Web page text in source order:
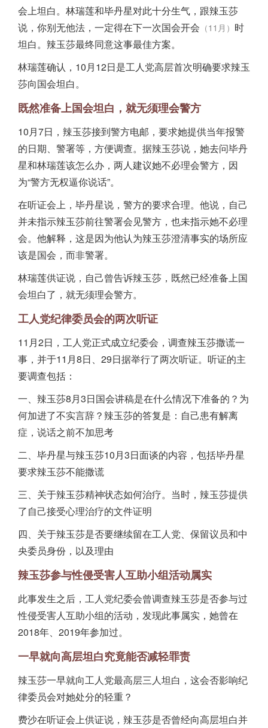
会上坦白。林瑞莲和毕丹星对此十分生气，跟辣玉莎
说，你别无他法，一定得在下一次国会开会 （11月） 时
坦白。辣玉莎最终同意这事最佳方案。
林瑞莲确认，10月12日是工人党高层首次明确要求辣玉
莎向国会坦白。
既然准备上国会坦白，就无须理会警方
10月7日，辣玉莎接到警方电邮，要求她提供当年报警
的日期、警署等，方便调查。据辣玉莎说，她去问毕丹
星和林瑞莲该怎么办，两人建议她不必理会警方，因
为“警方无权逼你说话”。
在听证会上，毕丹星说，警方的要求合理。他说，自己
并未指示辣玉莎前往警署会见警方，也未指示她不必理
会。他解释，这是因为他认为辣玉莎澄清事实的场所应
该是国会，而非警署。
林瑞莲供证说，自己曾告诉辣玉莎，既然已经准备上国
会坦白了，就无须理会警方。
工人党纪律委员会的两次听证
11月2日，工人党正式成立纪委会，调查辣玉莎撒谎一
事，并于11月8日、29日据举行了两次听证。听证的主
要调查包括：
一、辣玉莎8月3日国会讲稿是在什么情况下准备的？为
何加进了不实言辞？辣玉莎的答复是：自己患有解离
症，说话之前不加思考
二、毕丹星与辣玉莎10月3日面谈的内容，包括毕丹星
要求辣玉莎不能撒谎
三、关于辣玉莎精神状态如何治疗。当时，辣玉莎提供
了自己接受心理治疗的文件证明
四、关于辣玉莎是否要继续留在工人党、保留议员和中
央委员身份，以及理由
辣玉莎参与性侵受害人互助小组活动属实
此事发生之后，工人党纪委会曾调查辣玉莎是否参与过
性侵受害人互助小组的活动，发现此事属实，她曾在
2018年、2019年参加过。
一早就向高层坦白究竟能否减轻罪责
辣玉莎一早就向工人党最高层三人坦白，这会否影响纪
律委员会对她处分的轻重？
费沙在听证会上供证说，辣玉莎是否曾经向高层坦白并